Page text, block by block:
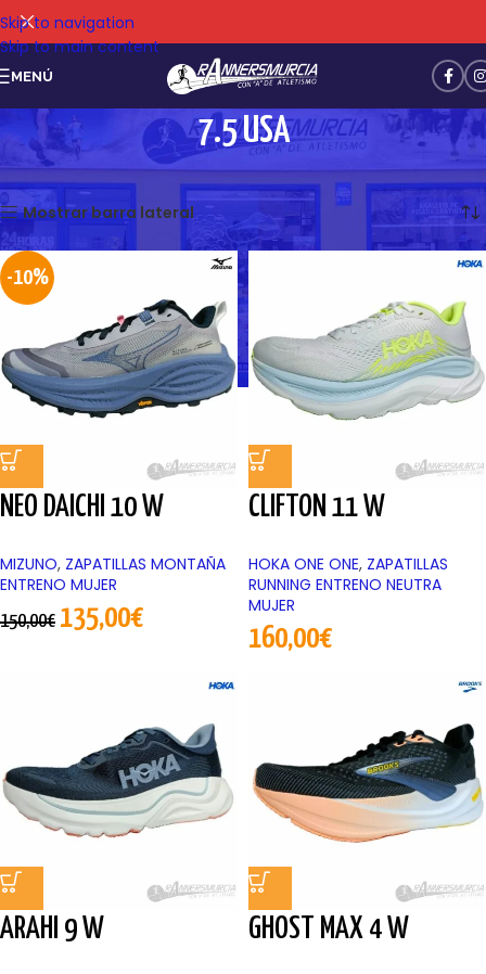
Skip to navigation
Skip to main content
MENÚ
7.5 USA
Mostrando 13–24 de 74 resultados
Mostrar barra lateral
-10%
NEO DAICHI 10 W
MIZUNO, ZAPATILLAS MONTAÑA
ENTRENO MUJER
150,00€ 135,00€
CLIFTON 11 W
HOKA ONE ONE, ZAPATILLAS
RUNNING ENTRENO NEUTRA
MUJER
160,00€
ARAHI 9 W GHOST MAX 4 W